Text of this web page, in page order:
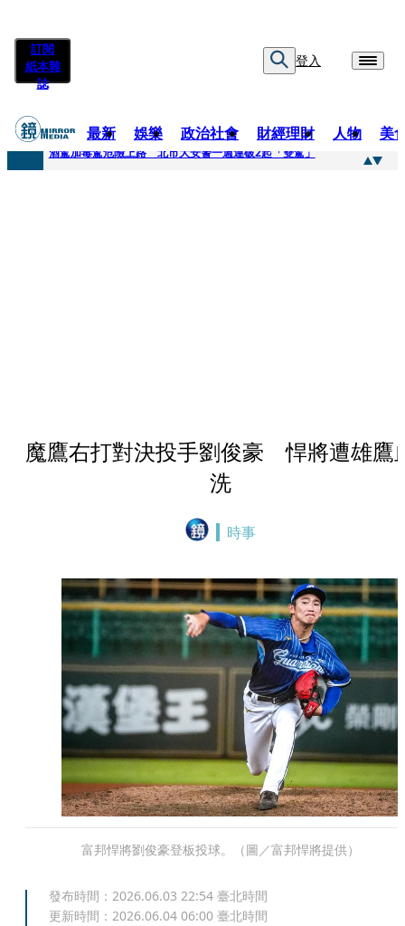
訂閱
紙本雜
誌
登入
最新 娛樂 政治社會 財經理財 人物 美
快訊
酒駕加毒駕危險上路 北市大安警一週連破2起「雙駕」
魔鷹右打對決投手劉俊豪 悍將遭雄鷹
洗
時事
富邦悍將劉俊豪登板投球。（圖／富邦悍將提供）
發布時間： 2026.06.03 22:54 臺北時間
更新時間： 2026.06.04 06:00 臺北時間